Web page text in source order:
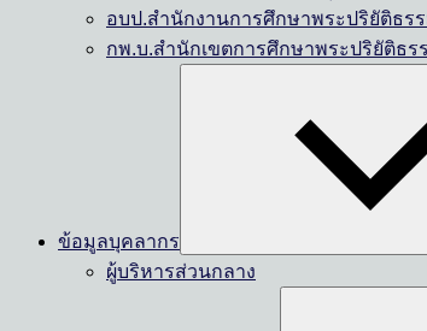
อบป.สำนักงานการศึกษาพระปริยัติธ
กพ.บ.สำนักเขตการศึกษาพระปริยัติธ
ข้อมูลบุคลากร
ผู้บริหารส่วนกลาง